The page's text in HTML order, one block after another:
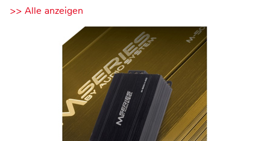
>> Alle anzeigen